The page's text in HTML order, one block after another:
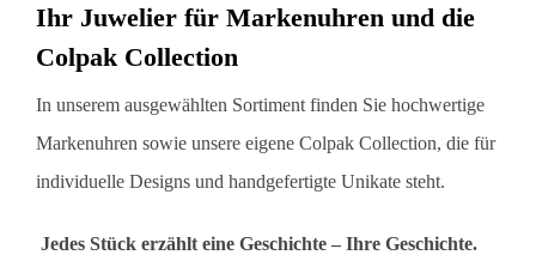
Ihr Juwelier für Markenuhren und die
Colpak Collection
In unserem ausgewählten Sortiment finden Sie hochwertige
Markenuhren sowie unsere eigene Colpak Collection, die für
individuelle Designs und handgefertigte Unikate steht.
Jedes Stück erzählt eine Geschichte – Ihre Geschichte.